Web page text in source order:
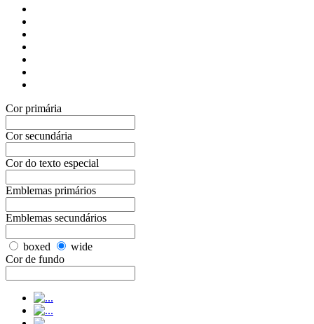
Cor primária
Cor secundária
Cor do texto especial
Emblemas primários
Emblemas secundários
boxed
wide
Cor de fundo